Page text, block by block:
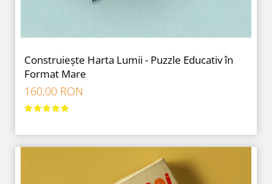
Construiește Harta Lumii - Puzzle Educativ în
Format Mare
160,00 RON